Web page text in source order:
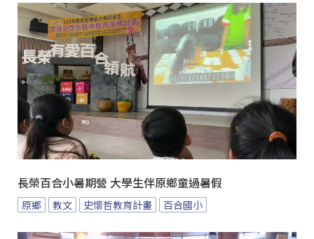
長榮百合小暑期營 大學生伴原鄉童過暑假
原鄉 教文 史懷哲教育計畫 百合國小